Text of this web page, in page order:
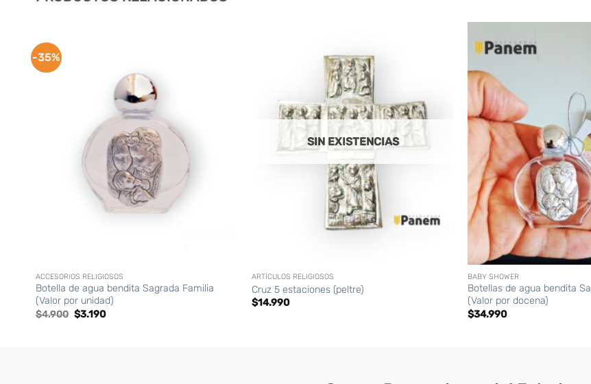
-35%
ACCESORIOS RELIGIOSOS
Botella de agua bendita Sagrada Familia
(Valor por unidad)
$4.900 El
$3.190El
SIN EXISTENCIAS
ARTÍCULOS RELIGIOSOS
Cruz 5 estaciones (peltre)
$14.990
BABY SHOWER
Botellas de agua bendita
(Valor por docena)
$34.990